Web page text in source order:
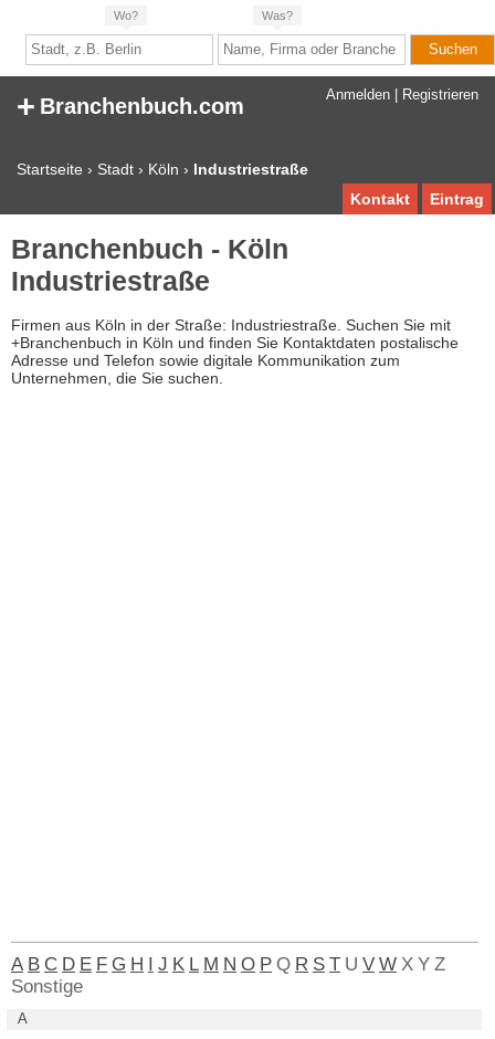
Wo? Was?
Anmelden Registrieren
+ Branchenbuch.com
Startseite › Stadt › Köln › Industriestraße
Eintrag
Kontakt
Branchenbuch - Köln
Industriestraße
Firmen aus Köln in der Straße: Industriestraße. Suchen Sie mit
+Branchenbuch in Köln und finden Sie Kontaktdaten postalische
Adresse und Telefon sowie digitale Kommunikation zum
Unternehmen, die Sie suchen.
A B C D E F G H I J K L M N O P Q R S T U V W X Y Z
Sonstige
A